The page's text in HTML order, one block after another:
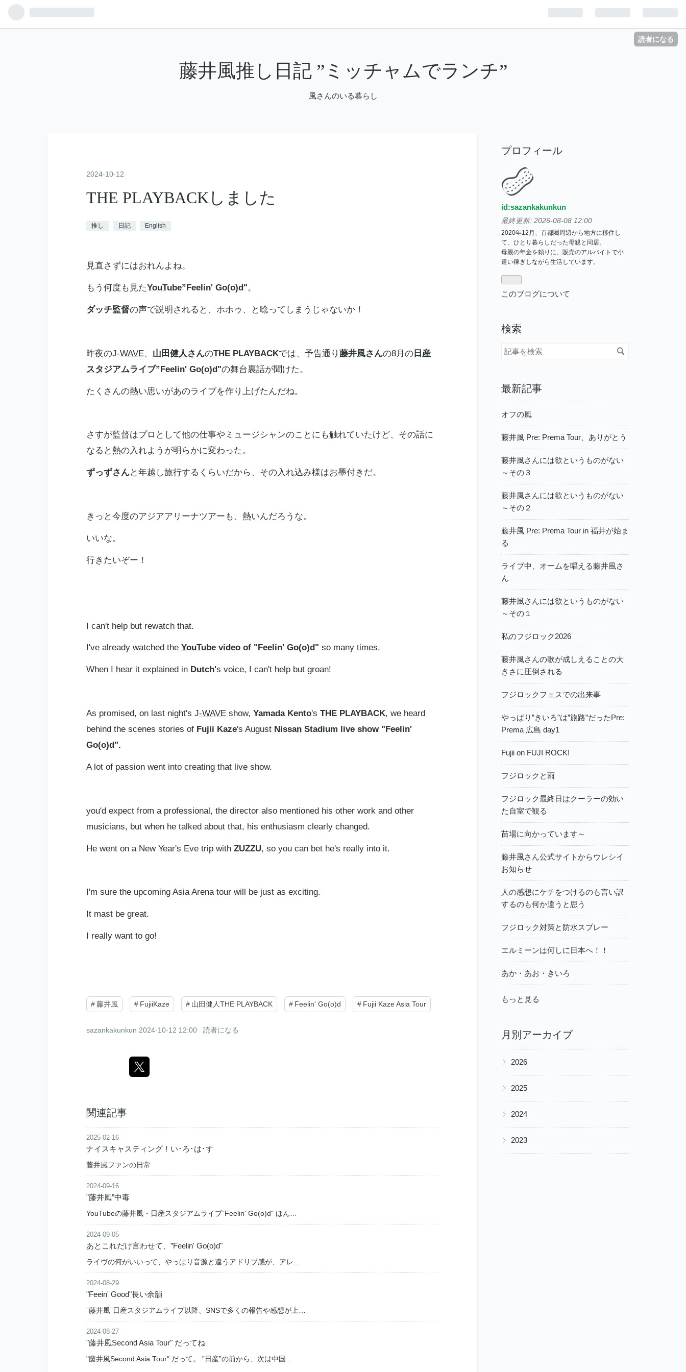
読者になる
藤井風推し日記 ”ミッチャムでランチ”
風さんのいる暮らし
2024-10-12
THE PLAYBACKしました
推し 日記 English
見直さずにはおれんよね。
もう何度も見たYouTube”Feelin' Go(o)d"。
ダッチ監督の声で説明されると、ホホゥ、と唸ってしまうじゃないか！
昨夜のJ-WAVE、 山田健人 さんのTHE PLAYBACKでは、予告通り 藤井風さんの8月の日産
スタジアムライブ”Feelin' Go(o)d"の舞台裏話が聞けた。
たくさんの熱い思いがあのライブを作り上げたんだね。
さすが監督はプロとして他の仕事やミュージシャンのことにも触れていたけど、その話に
なると熱の入れようが明らかに変わった。
ずっずさんと年越し旅行するくらいだから、その入れ込み様はお墨付きだ。
きっと今度のアジアアリーナツアーも、熱いんだろうな。
いいな。
行きたいぞー！
I can't help but rewatch that.
I've already watched the YouTubevideo of "Feelin' Go(o)d" so many times.
When I hear it explained inDutch's voice, I can't help but groan!
As promised, on last night's J-WAVEshow, Yamada Kento's THE PLAYBACK, we heard
behind the scenes stories of Fujii Kaze's August NissanStadium live show "Feelin'
Go(o)d".
A lot of passion went into creating that live show.
you'd expect from a professional, the director also mentioned his other work and other
musicians, but when he talked about that, his enthusiasm clearly changed.
He went on a New Year's Eve trip with ZUZZU, so you can bet he's really into it.
I'm sure the upcoming Asia Arena tour will be just as exciting.
It mast be great.
I really want to go!
# 藤井風 # FujiiKaze # 山田健人THE PLAYBACK # Feelin' Go(o)d # Fujii Kaze Asia Tour
sazankakunkun 2024-10-12 12:00 読者になる
関連記事
2025-02-16
ナイスキャスティング！い･ろ･は･す
藤井風ファンの日常
2024-09-16
”藤井風”中毒
YouTubeの藤井風・日産スタジアムライブ”Feelin' Go(o)d" ほん…
2024-09-05
あとこれだけ言わせて、”Feelin' Go(o)d"
ライヴの何がいいって、やっぱり音源と違うアドリブ感が、アレ…
2024-08-29
"Feein' Good"長い余韻
”藤井風”日産スタジアムライブ以降、SNSで多くの報告や感想が上…
2024-08-27
"藤井風Second Asia Tour" だってね
"藤井風Second Asia Tour" だって。 ”日産”の前から、次は中国…
プロフィール
id:sazankakunkun
最終更新: 2026-08-08 12:00
2020年12月、首都圏周辺から地方に移住し
て、ひとり暮らしだった母親と同居。
母親の年金を頼りに、販売のアルバイトで小
遣い稼ぎしながら生活しています。
このブログについて
検索
最新記事
オフの風
藤井風 Pre: Prema Tour、ありがとう
藤井風さんには欲というものがない
～その３
藤井風さんには欲というものがない
～その２
藤井風 Pre: Prema Tour in 福井が始ま
る
ライブ中、オームを唱える藤井風さ
ん
藤井風さんには欲というものがない
～その１
私のフジロック2026
藤井風さんの歌が成しえることの大
きさに圧倒される
フジロックフェスでの出来事
やっぱり”きいろ”は”旅路”だったPre:
Prema 広島 day1
Fujii on FUJI ROCK!
フジロックと雨
フジロック最終日はクーラーの効い
た自室で観る
苗場に向かっています～
藤井風さん公式サイトからウレシイ
お知らせ
人の感想にケチをつけるのも言い訳
するのも何か違うと思う
フジロック対策と防水スプレー
エルミーンは何しに日本へ！！
あか・あお・きいろ
もっと見る
月別アーカイブ
▶ 2026
▶ 2025
▶ 2024
▶ 2023